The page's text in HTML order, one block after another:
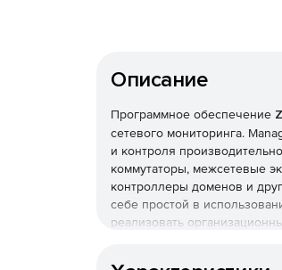
Описание
Программное обеспечение
сетевого мониторинга.
и контроля
коммутаторы, межсетевые
контроллеры доменов и
себе простой в
реализовать